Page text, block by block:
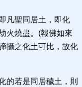
凡聖同居土，即化
火燒盡。(報佛如來
攝之化土可比，故化
的若是同居穢土，則